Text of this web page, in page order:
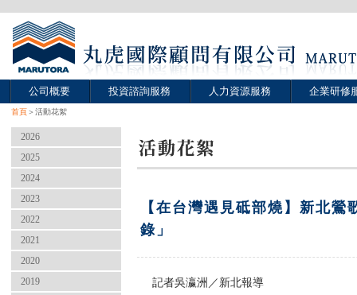
公司概要 投資諮詢服務 人力資源服務 企業研修
首頁＞活動花絮
2026
2025
2024
2023
2022
2021
2020
2019
【在台灣遇見砥部燒】新北
錄」
記者吳瀛洲／新北報導